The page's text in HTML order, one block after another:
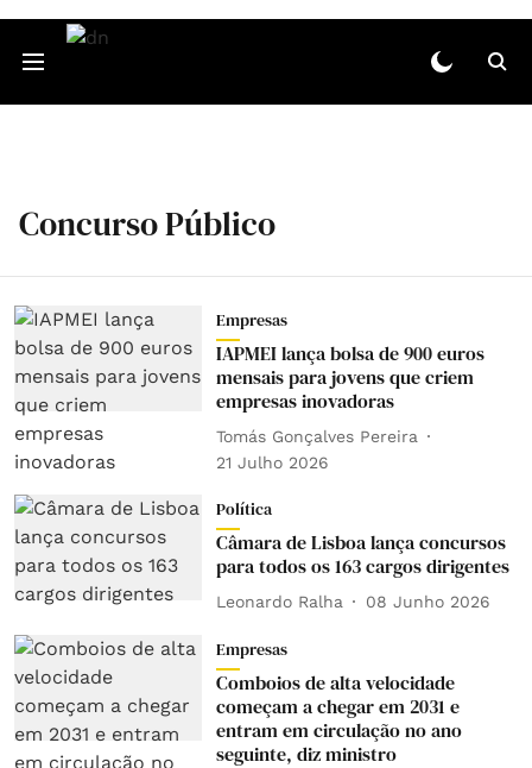
Concurso Público
Empresas
IAPMEI lança bolsa de 900 euros
mensais para jovens que criem
empresas inovadoras
Tomás Gonçalves Pereira
21 Julho 2026
Política
Câmara de Lisboa lança concursos
para todos os 163 cargos dirigentes
Leonardo Ralha 08 Junho 2026
Empresas
Comboios de alta velocidade
começam a chegar em 2031 e
entram em circulação no ano
seguinte, diz ministro